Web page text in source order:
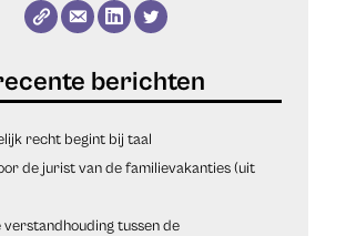
recht begint bij taal
de jurist van de familievakanties (uit
verstandhouding tussen de